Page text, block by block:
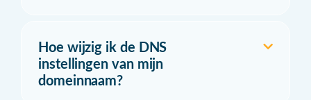
Hoe wijzig ik de DNS
instellingen van mijn
domeinnaam?